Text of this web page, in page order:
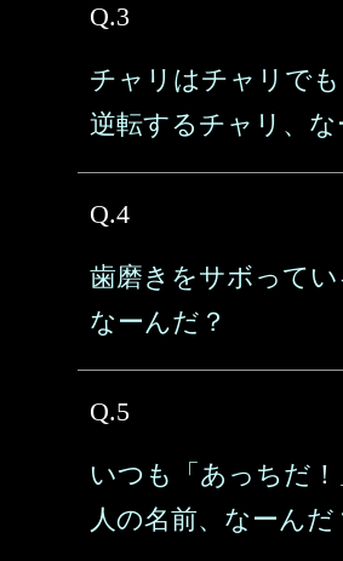
Q.3
チャリはチャリで
逆転するチャリ、な
Q.4
歯磨きをサボってい
なーんだ？
Q.5
いつも「あっちだ！
人の名前、なーんだ